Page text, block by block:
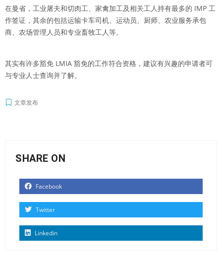
在曼省，工业屠夫和切肉工、家禽加工及相关工人持有最多的 IMP 工
作签证，其余的包括运输卡车司机、运动员、厨师、农业服务承包
商、农场管理人员和专业畜牧工人等。
其实有许多豁免 LMIA 豁免的工作符合资格，建议有兴趣的申请者可
与专业人士查询并了解。
文章发布
SHARE ON
Facebook
Twitter
Linkedin